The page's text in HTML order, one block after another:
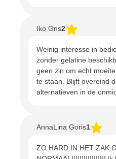
Iko Gns2
Weinig interesse in
zonder gelatine
geen zin om echt
te staan. Blijft overeind
alternatieven in de
AnnaLina Goris1
ZO HARD IN HET ZAK